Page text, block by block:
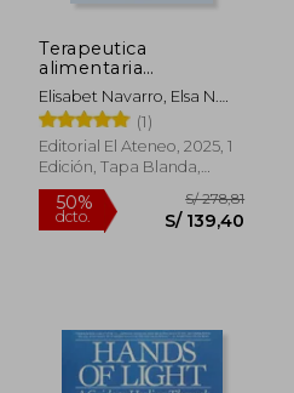
Terapeutica
alimentaria
nutricional
Elisabet Navarro, Elsa N.
Longo, Andrea F. González
(1)
Editorial El Ateneo, 2025, 1
Edición, Tapa Blanda,
Nuevo